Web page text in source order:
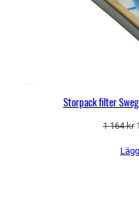
Storpack filter
1 164kr